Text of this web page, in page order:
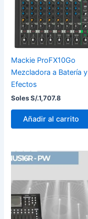
Mackie ProFX10Go
Mezcladora a Batería y
Efectos
Soles S/.1,707.8
Añadir al carrito